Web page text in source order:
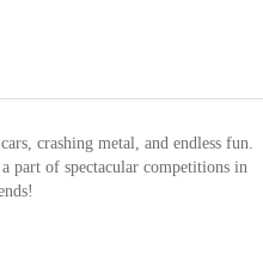
crashing metal, and endless fun.
part of spectacular competitions in